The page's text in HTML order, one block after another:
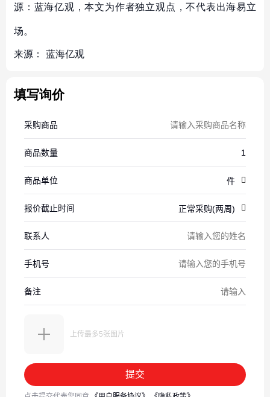
源：蓝海亿观，本文为作者独立观点，不代表出海易立
场。
来源： 蓝海亿观
填写询价